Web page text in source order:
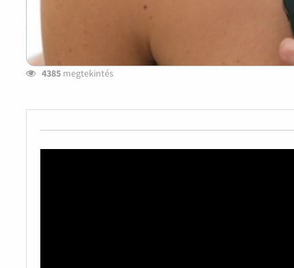
4385 megtekintés